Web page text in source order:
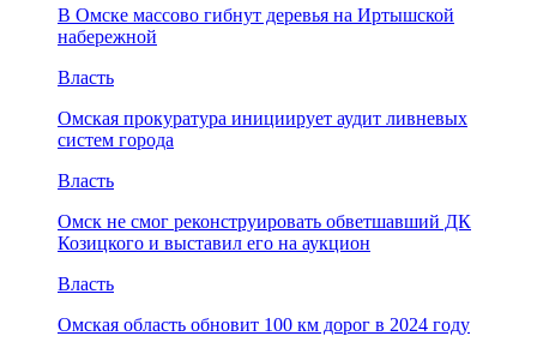
В Омске массово гибнут деревья на Иртышской
набережной
Власть
Омская прокуратура инициирует аудит ливневых
систем города
Власть
Омск не смог реконструировать обветшавший ДК
Козицкого и выставил его на аукцион
Власть
Омская область обновит 100 км дорог в 2024 году